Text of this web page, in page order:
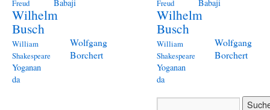
Freud
Babaji
Wilhelm
Busch
William
Shakespeare
Wolfgang
Borchert
Yoganan
da
Freud
Babaji
Wilhelm
Busch
William
Shakespeare
Wolfgang
Borchert
Yoganan
da